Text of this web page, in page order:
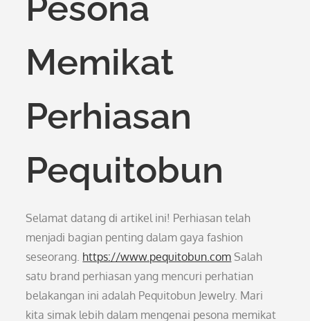
Memikat
Perhiasan
Pequitobun
Selamat datang di artikel ini! Perhiasan telah
menjadi bagian penting dalam gaya fashion
seseorang. https://www.pequitobun.com Salah
satu brand perhiasan yang mencuri perhatian
belakangan ini adalah Pequitobun Jewelry. Mari
kita simak lebih dalam mengenai pesona memikat